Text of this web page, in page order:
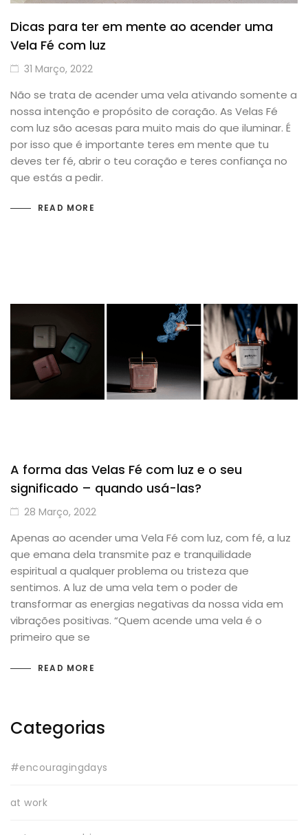
Dicas para ter em mente ao acender uma
Vela Fé com luz
31 Março, 2022
Não se trata de acender uma vela ativando somente a
nossa intenção e propósito de coração. As Velas Fé
com luz são acesas para muito mais do que iluminar. É
por isso que é importante teres em mente que tu
deves ter fé, abrir o teu coração e teres confiança no
que estás a pedir.
READ MORE
A forma das Velas Fé com luz e o seu
significado – quando usá-las?
28 Março, 2022
Apenas ao acender uma Vela Fé com luz, com fé, a luz
que emana dela transmite paz e tranquilidade
espiritual a qualquer problema ou tristeza que
sentimos. A luz de uma vela tem o poder de
transformar as energias negativas da nossa vida em
vibrações positivas. “Quem acende uma vela é o
primeiro que se
READ MORE
Categorias
#encouragingdays
at work